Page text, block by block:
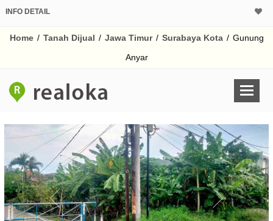
INFO DETAIL
Home / Tanah Dijual / Jawa Timur / Surabaya Kota / Gunung
Anyar
% /th
Untuk hasil simulasi
pada kotak-
Simpan